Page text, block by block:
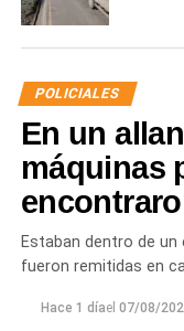
POLICIALES
En un
máquinas
Estaban dentro de
fueron remitidas en
Hace 1 díael 07/08/